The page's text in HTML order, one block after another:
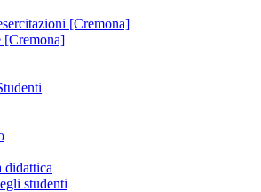
[Cremona]
[Cremona]
didattica
studenti